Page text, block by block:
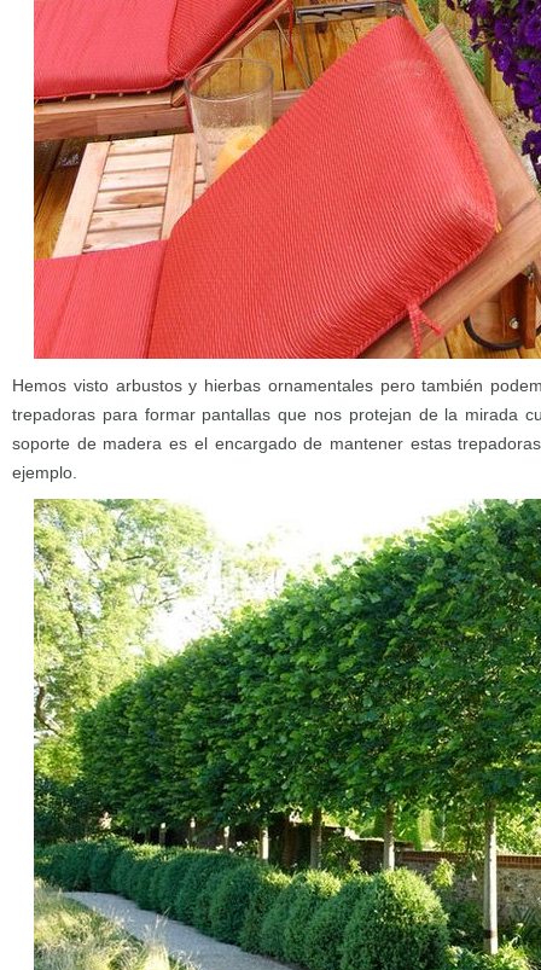
Hemos visto arbustos y hierbas ornamentales pero también
trepadoras para formar pantallas que nos protejan de la mirada
soporte de madera es el encargado de mantener estas
ejemplo.